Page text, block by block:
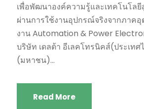
เพื่อพัฒนาองค์ความรู้และเทคโนโล
ผ่านการใช้งานอุปกรณ์จริงจากภาค
งาน Automation & Power
บริษัท เดลต้า อีเลคโทรนิคส์(ประเทศ
(มหาชน)...
Read More